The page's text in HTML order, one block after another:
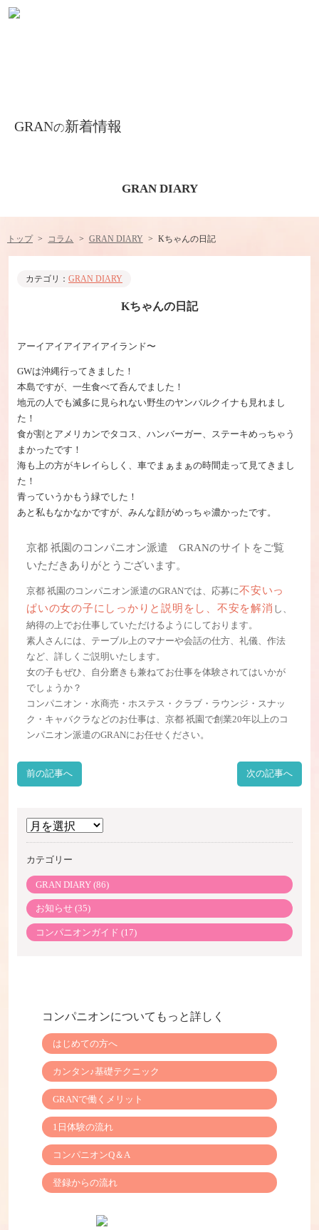
GRANの新着情報
GRAN DIARY
トップ コラム GRAN DIARY Kちゃんの日記
カテゴリ： GRAN DIARY
Kちゃんの日記
アーイアイアイアイアイランド〜
GWは沖縄行ってきました！
本島ですが、一生食べて呑んでました！
地元の人でも滅多に見られない野生のヤンバルクイナも見れまし
た！
食が割とアメリカンでタコス、ハンバーガー、ステーキめっちゃう
まかったです！
海も上の方がキレイらしく、車でまぁまぁの時間走って見てきまし
た！
青っていうかもう緑でした！
あと私もなかなかですが、みんな顔がめっちゃ濃かったです。
京都 祇園のコンパニオン派遣 GRANのサイトをご覧
いただきありがとうございます。
京都 祇園のコンパニオン派遣のGRANでは、応募に不安いっ
ぱいの女の子にしっかりと説明をし、不安を解消 し、
納得の上でお仕事していただけるようにしております。
素人さんには、テーブル上のマナーや会話の仕方、礼儀、作法
など、詳しくご説明いたします。
女の子もぜひ、自分磨きも兼ねてお仕事を体験されてはいかが
でしょうか？
コンパニオン・水商売・ホステス・クラブ・ラウンジ・スナッ
ク・キャバクラなどのお仕事は、京都 祇園で創業20年以上のコ
ンパニオン派遣のGRANにお任せください。
前の記事へ 次の記事へ
ア
ー
カ
イ
ブ
カテゴリー
GRAN DIARY (86)
お知らせ (35)
コンパニオンガイド (17)
コンパニオンについてもっと詳しく
はじめての方へ
カンタン♪基礎テクニック
GRANで働くメリット
1日体験の流れ
コンパニオンQ＆A
登録からの流れ